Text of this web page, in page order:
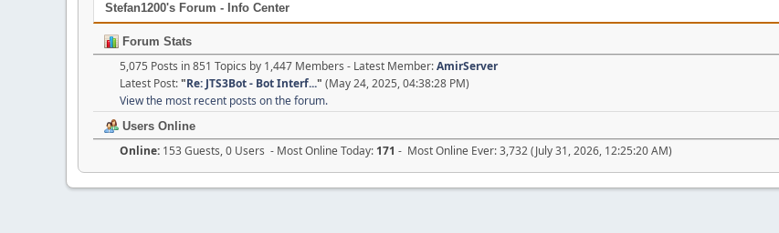
Stefan1200's Forum - Info Center
Forum Stats
5,075 Posts in 851 Topics by 1,447 Members - Latest Member:AmirServer
Latest Post:"Re: JTS3Bot - Bot Interf..." (May 24, 2025, 04:38:28 PM)
View the most recent posts on the forum.
Users Online
Online: 153 Guests, 0 Users - Most Online Today: 171 - Most Online Ever: 3,732 (July 31, 2026, 12:25:20 AM)